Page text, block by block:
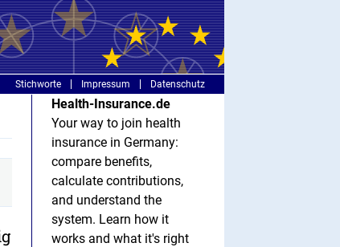
Stichworte Impressum Datenschutz
Health-Insurance.de
Your way to join health
insurance in Germany:
compare benefits,
calculate contributions,
and understand the
system. Learn how it
works and what it's right